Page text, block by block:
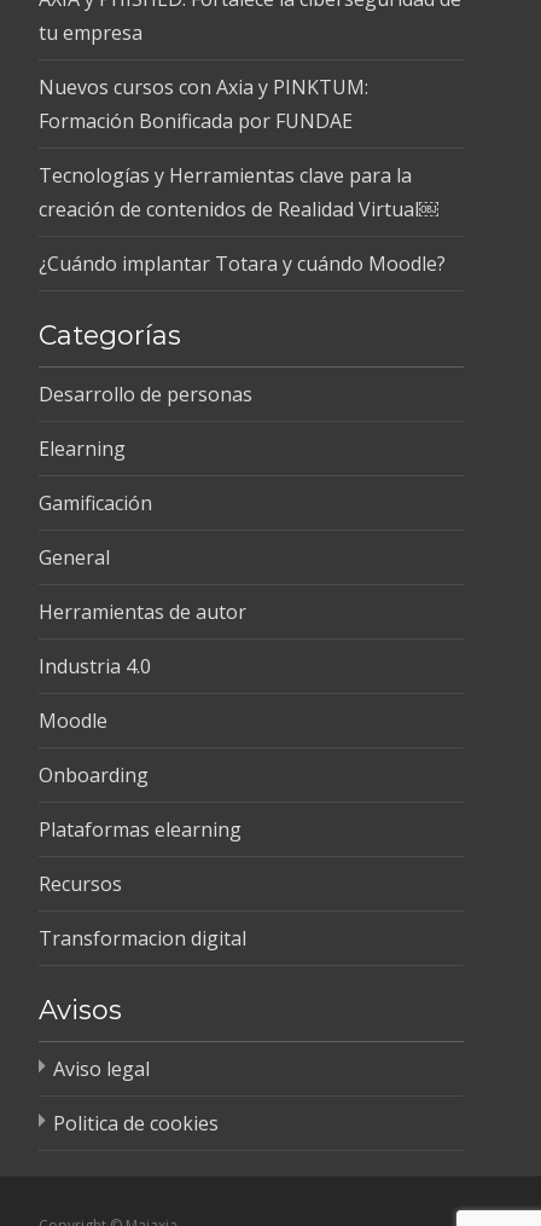
tu empresa
Nuevos cursos con Axia y PINKTUM:
Formación Bonificada por FUNDAE
Tecnologías y Herramientas clave para la
creación de contenidos de Realidad Virtual￼
¿Cuándo implantar Totara y cuándo Moodle?
Categorías
Desarrollo de personas
Elearning
Gamificación
General
Herramientas de autor
Industria 4.0
Moodle
Onboarding
Plataformas elearning
Recursos
Transformacion digital
Avisos
Aviso legal
Politica de cookies